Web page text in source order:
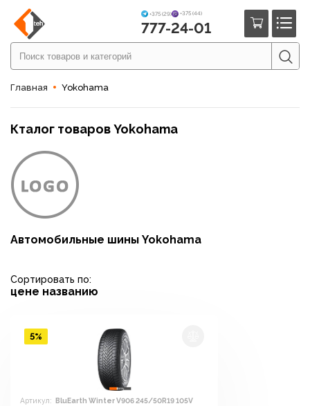
+375 (29) +375 (44)
777-24-01
Главная Yokohama
Кталог товаров Yokohama
Автомобильные шины Yokohama
Сортировать по:
цене названию
Артикул: BluEarth Winter V906 245/50R19 105V
5%